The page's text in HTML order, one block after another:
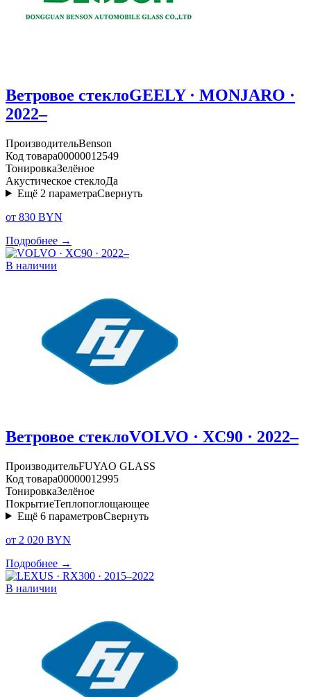
Ветровое стеклоGEELY · MONJARO ·
2022–
ПроизводительBenson
Код товара00000012549
ТонировкаЗелёное
Акустическое стеклоДа
Ещё 2 параметраСвернуть
от 830 BYN
Подробнее →
В наличии
Ветровое стеклоVOLVO · XC90 · 2022–
ПроизводительFUYAO GLASS
Код товара00000012995
ТонировкаЗелёное
ПокрытиеТеплопоглощающее
Ещё 6 параметровСвернуть
от 2 020 BYN
Подробнее →
В наличии